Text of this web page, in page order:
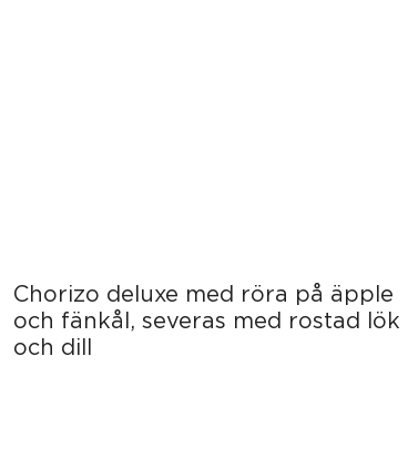
Chorizo deluxe med röra på äpple
och fänkål, severas med rostad lök
och dill